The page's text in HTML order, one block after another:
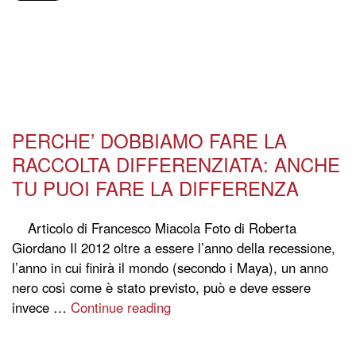
PERCHE’ DOBBIAMO FARE LA
RACCOLTA DIFFERENZIATA: ANCHE
TU PUOI FARE LA DIFFERENZA
Articolo di Francesco Miacola Foto di Roberta
Giordano Il 2012 oltre a essere l’anno della recessione,
l’anno in cui finirà il mondo (secondo i Maya), un anno
nero così come è stato previsto, può e deve essere
invece … Continue reading